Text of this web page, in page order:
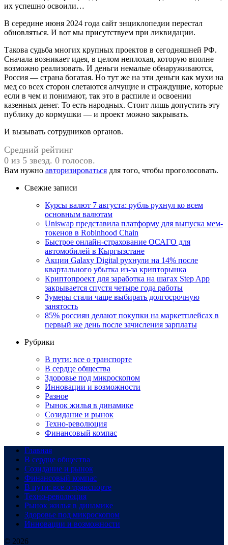
их успешно освоили…
В середине июня 2024 года сайт энциклопедии перестал
обновляться. И вот мы присутствуем при ликвидации.
Такова судьба многих крупных проектов в сегодняшней РФ.
Сначала возникает идея, в целом неплохая, которую вполне
возможно реализовать. И деньги немалые обнаруживаются,
Россия — страна богатая. Но тут же на эти деньги как мухи на
мед со всех сторон слетаются алчущие и страждущие, которые
если в чем и понимают, так это в распиле и освоении
казенных денег. То есть народных. Стоит лишь допустить эту
публику до кормушки — и проект можно закрывать.
И вызывать сотрудников органов.
Средний рейтинг
0 из 5 звезд. 0 голосов.
Вам нужно авторизироваться для того, чтобы проголосовать.
Свежие записи
Курсы валют 7 августа: рубль рухнул ко всем
основным валютам
Uniswap представила платформу для выпуска мем-
токенов в Robinhood Chain
Быстрое онлайн-страхование ОСАГО для
автомобилей в Кыргызстане
Акции Galaxy Digital рухнули на 14% после
квартального убытка из-за крипторынка
Криптопроект для заработка на шагах Step App
закрывается спустя четыре года работы
Зумеры стали чаще выбирать долгосрочную
занятость
85% россиян делают покупки на маркетплейсах в
первый же день после зачисления зарплаты
Рубрики
В пути: все о транспорте
В сердце общества
Здоровье под микроскопом
Инновации и возможности
Разное
Рынок жилья в динамике
Созидание и рынок
Техно-революция
Финансовый компас
Главная
В сердце общества
Созидание и рынок
Финансовый компас
В пути: все о транспорте
Техно-революция
Рынок жилья в динамике
Здоровье под микроскопом
Инновации и возможности
© 2026